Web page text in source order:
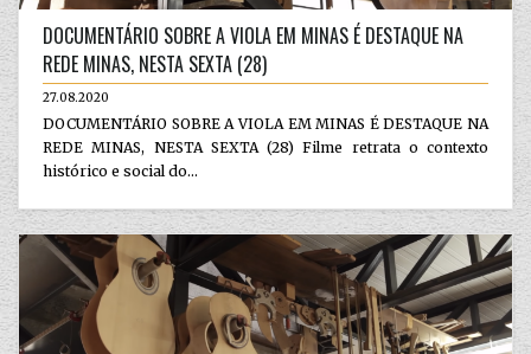
DOCUMENTÁRIO SOBRE A VIOLA EM MINAS É DESTAQUE NA
REDE MINAS, NESTA SEXTA (28)
27.08.2020
DOCUMENTÁRIO SOBRE A VIOLA EM MINAS É DESTAQUE NA
REDE MINAS, NESTA SEXTA (28) Filme retrata o contexto
histórico e social do...